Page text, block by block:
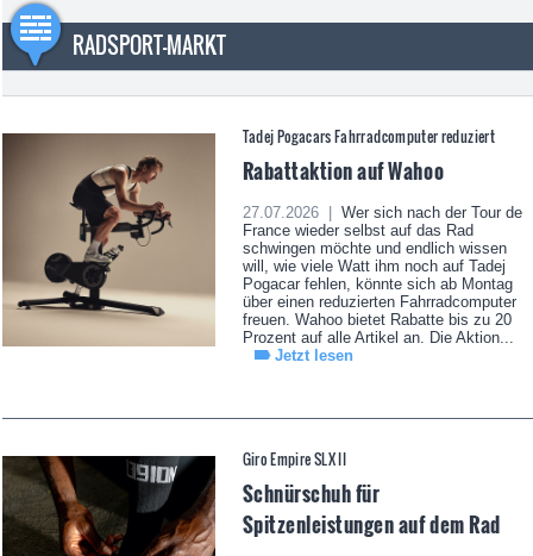
RADSPORT-MARKT
Tadej Pogacars Fahrradcomputer reduziert
Rabattaktion auf Wahoo
27.07.2026 |
Wer sich nach der Tour de
France wieder selbst auf das Rad
schwingen möchte und endlich wissen
will, wie viele Watt ihm noch auf Tadej
Pogacar fehlen, könnte sich ab Montag
über einen reduzierten Fahrradcomputer
freuen. Wahoo bietet Rabatte bis zu 20
Prozent auf alle Artikel an. Die Aktion...
Jetzt lesen
Giro Empire SLX II
Schnürschuh für
Spitzenleistungen auf dem Rad